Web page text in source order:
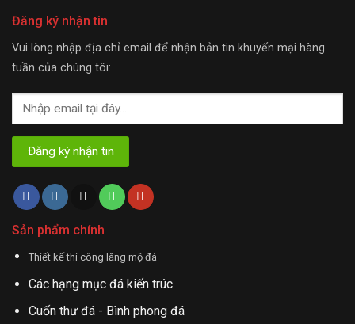
Đăng ký nhận tin
Vui lòng nhập địa chỉ email để nhận bản tin khuyến mại hàng
tuần của chúng tôi:
Sản phẩm chính
Thiết kế thi công lăng mộ đá
Các hạng mục đá kiến trúc
Cuốn thư đá - Bình phong đá